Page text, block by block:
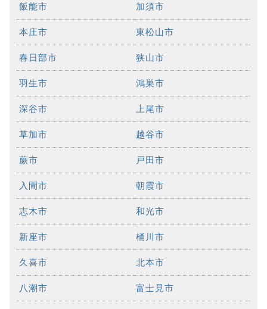
飯能市 加須市
本庄市 東松山市
春日部市 狭山市
羽生市 鴻巣市
深谷市 上尾市
草加市 越谷市
蕨市 戸田市
入間市 朝霞市
志木市 和光市
新座市 桶川市
久喜市 北本市
八潮市 富士見市